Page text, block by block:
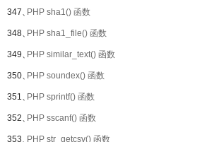
347、PHP sha1() 函数
348、PHP sha1_file() 函数
349、PHP similar_text() 函数
350、PHP soundex() 函数
351、PHP sprintf() 函数
352、PHP sscanf() 函数
353、PHP str_getcsv() 函数